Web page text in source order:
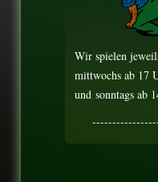
Wir spielen
mittwochs ab 17
und sonntags ab